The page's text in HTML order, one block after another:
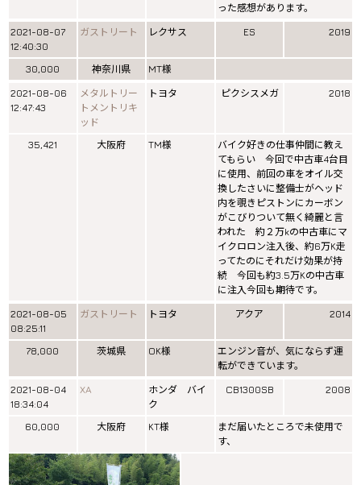
った感想があります。
2021-08-07
12:40:30
ガストリート レクサス ES 2019
30,000 神奈川県
MT様
2021-08-06
12:47:43
メタルトリー
トメントリキ
ッド
トヨタ ピクシスメガ 2018
35,421 大阪府 TM様
バイク好きの仕事仲間に教え
てもらい 今回で中古車4台目
に使用、前回の車をオイル交
換したさいに整備士がヘッド
内を覗きピストンにカーボン
がこびりついて無く綺麗と言
われた 約２万kの中古車にマ
イクロロン注入後、約6万K走
ってたのにそれだけ効果が持
続 今回も約3.5万Kの中古車
に注入今回も期待です。
2021-08-05
08:25:11
ガストリート トヨタ アクア 2014
78,000 茨城県 OK様
エンジン音が、気にならず運
転ができています。
2021-08-04
18:34:04
XA
ホンダ バイ
ク
CB1300SB 2008
60,000 大阪府 KT様
まだ届いたところで未使用で
す、